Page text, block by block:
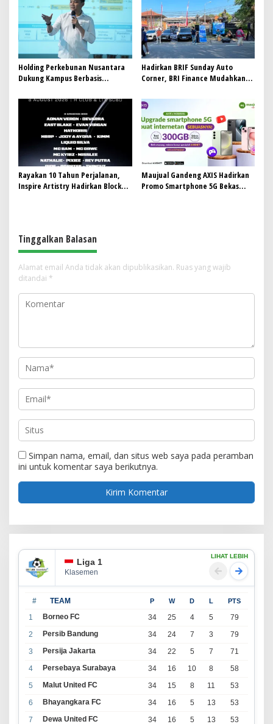
Holding Perkebunan Nusantara
Dukung Kampus Berbasis
Jadi Mahasiswa Angkatan
Pertama Magister ITSI
Hadirkan BRIF Sunday Auto
Corner, BRI Finance Mudahkan
Impian
Rayakan 10 Tahun Perjalanan,
Inspire Artistry Hadirkan Block
Maujual Gandeng AXIS Hadirkan
Promo Smartphone 5G Bekas
Tinggalkan Balasan
Alamat email Anda tidak akan dipublikasikan. Ruas yang wajib
ditandai *
Simpan nama, email, dan situs web saya pada peramban
ini untuk komentar saya berikutnya.
Liga 1
Klasemen
LIHAT LEBIH
# TEAM P W D L PTS
1 Borneo FC 34 25 4 5
79
2
Persib Bandung 34 24 7 3
79
3
Persija Jakarta 34 22 5 7
71
4
Persebaya Surabaya 34 16 10 8
58
5
Malut United FC 34 15 8 11
53
6
Bhayangkara FC 34 16 5 13
53
7
Dewa United FC 34 16 5 13
53